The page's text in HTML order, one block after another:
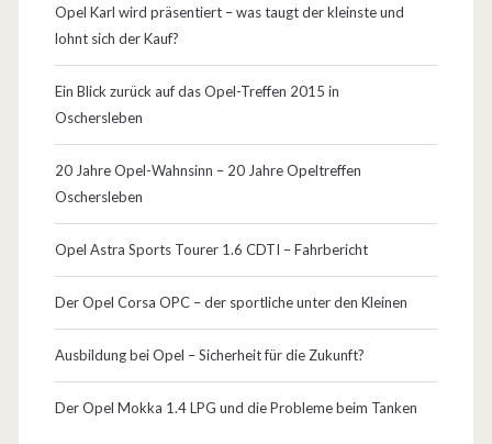
Opel Karl wird präsentiert – was taugt der kleinste und
lohnt sich der Kauf?
Ein Blick zurück auf das Opel-Treffen 2015 in
Oschersleben
20 Jahre Opel-Wahnsinn – 20 Jahre Opeltreffen
Oschersleben
Opel Astra Sports Tourer 1.6 CDTI – Fahrbericht
Der Opel Corsa OPC – der sportliche unter den Kleinen
Ausbildung bei Opel – Sicherheit für die Zukunft?
Der Opel Mokka 1.4 LPG und die Probleme beim Tanken